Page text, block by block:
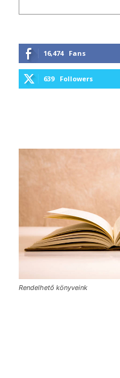
16,474 Fans
639 Followers
Rendelhető könyveink